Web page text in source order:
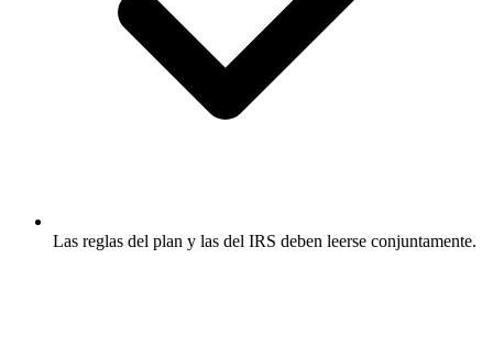
Las reglas del plan y las del IRS deben leerse conjuntamente.